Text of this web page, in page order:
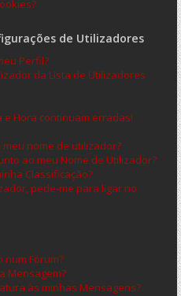
de Utilizadores
Perfil?
da Lista de Utilizadores
e Hora continuam erradas!
nome de utilizador?
ao meu Nome de Utilizador?
Classificação?
pede-me para ligar no
num Fórum?
Mensagem?
às minhas Mensagens?